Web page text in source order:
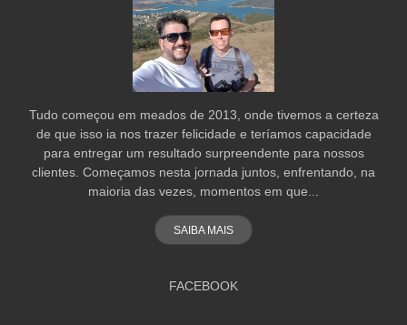
Tudo começou em meados de 2013, onde tivemos a certeza
de que isso ia nos trazer felicidade e teríamos capacidade
para entregar um resultado surpreendente para nossos
clientes. Começamos nesta jornada juntos, enfrentando, na
maioria das vezes, momentos em que...
SAIBA MAIS
FACEBOOK